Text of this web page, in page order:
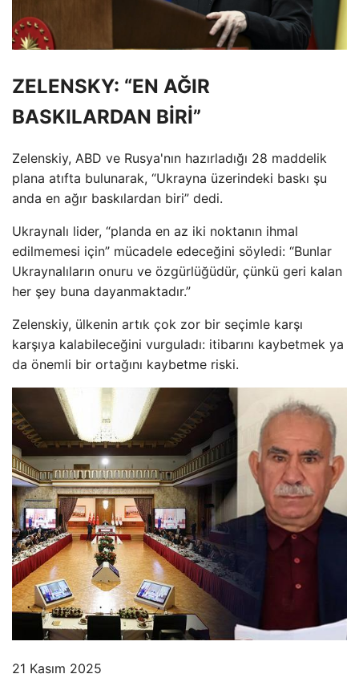
ZELENSKY: “EN AĞIR
BASKILARDAN BİRİ”
Zelenskiy, ABD ve Rusya'nın hazırladığı 28 maddelik
plana atıfta bulunarak, “Ukrayna üzerindeki baskı şu
anda en ağır baskılardan biri” dedi.
Ukraynalı lider, “planda en az iki noktanın ihmal
edilmemesi için” mücadele edeceğini söyledi: “Bunlar
Ukraynalıların onuru ve özgürlüğüdür, çünkü geri kalan
her şey buna dayanmaktadır.”
Zelenskiy, ülkenin artık çok zor bir seçimle karşı
karşıya kalabileceğini vurguladı: itibarını kaybetmek ya
da önemli bir ortağını kaybetme riski.
21 Kasım 2025